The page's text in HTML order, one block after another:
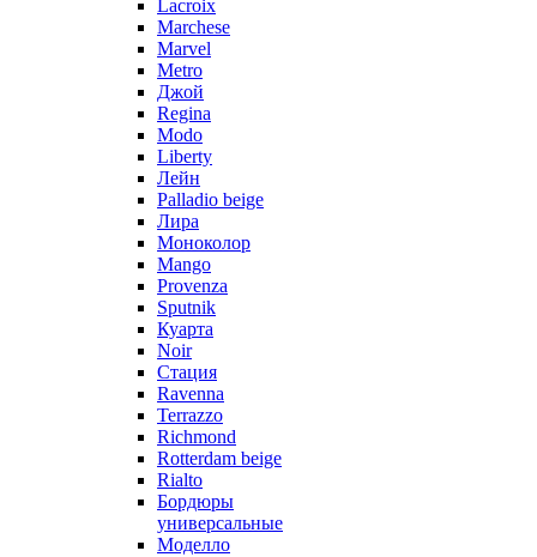
Lacroix
Marchese
Marvel
Metro
Джой
Regina
Modo
Liberty
Лейн
Palladio beige
Лира
Моноколор
Mango
Provenza
Sputnik
Куарта
Noir
Стация
Ravenna
Terrazzo
Richmond
Rotterdam beige
Rialto
Бордюры
универсальные
Моделло